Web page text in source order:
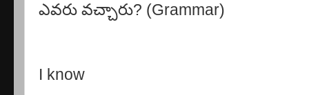
ఎవరు వచ్చారు? (Grammar)
I know